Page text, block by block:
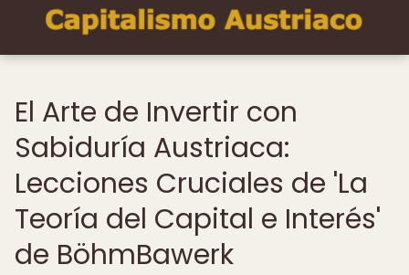
El Arte de Invertir con
Sabiduría Austriaca:
Lecciones Cruciales de 'La
Teoría del Capital e Interés'
de BöhmBawerk